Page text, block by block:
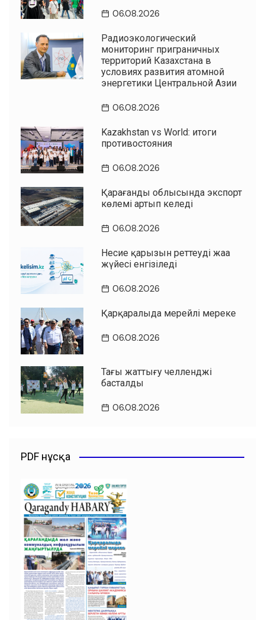
06.08.2026
Радиоэкологический
мониторинг приграничных
территорий Казахстана в
условиях развития атомной
энергетики Центральной Азии
06.08.2026
Kazakhstan vs World: итоги
противостояния
06.08.2026
Қарағанды облысында экспорт
көлемі артып келеді
06.08.2026
Несие қарызын реттеудің жаңа
жүйесі енгізіледі
06.08.2026
Қарқаралыда мерейлі мереке
06.08.2026
Таңғы жаттығу челленджі
басталды
06.08.2026
PDF нұсқа